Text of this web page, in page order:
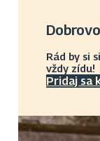
Rád by si
vždy zídu!
Pridaj sa